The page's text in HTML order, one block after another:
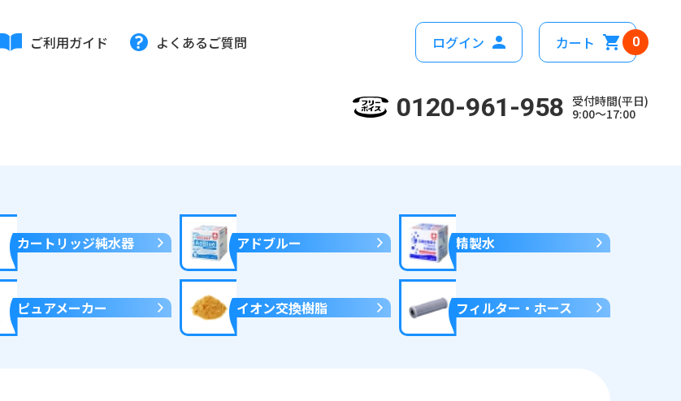
ご利用ガイド よくあるご質問 ログイン カート 0
0120-961-958 受付時間(平日)
9:00～17:00
カートリッジ純水器 アドブルー 精製水
ピュアメーカー イオン交換樹脂 フィルター・ホース